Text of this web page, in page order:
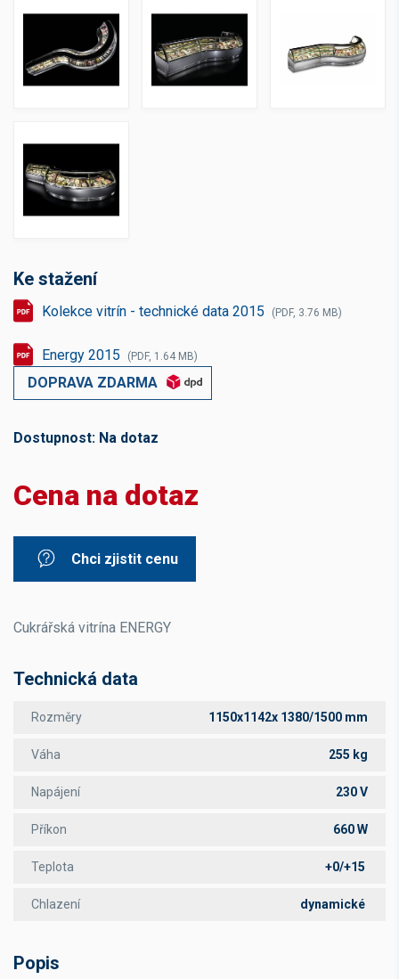
Ke stažení
Kolekce vitrín - technické data 2015 (PDF, 3.76 MB)
Energy 2015 (PDF, 1.64 MB)
DOPRAVA ZDARMA
Dostupnost: Na dotaz
Cena na dotaz
Chci zjistit cenu
Cukrářská vitrína ENERGY
Technická data
Rozměry 1150x1142x 1380/1500 mm
Váha 255 kg
Napájení 230 V
Příkon 660 W
Teplota +0/+15
Chlazení dynamické
Popis